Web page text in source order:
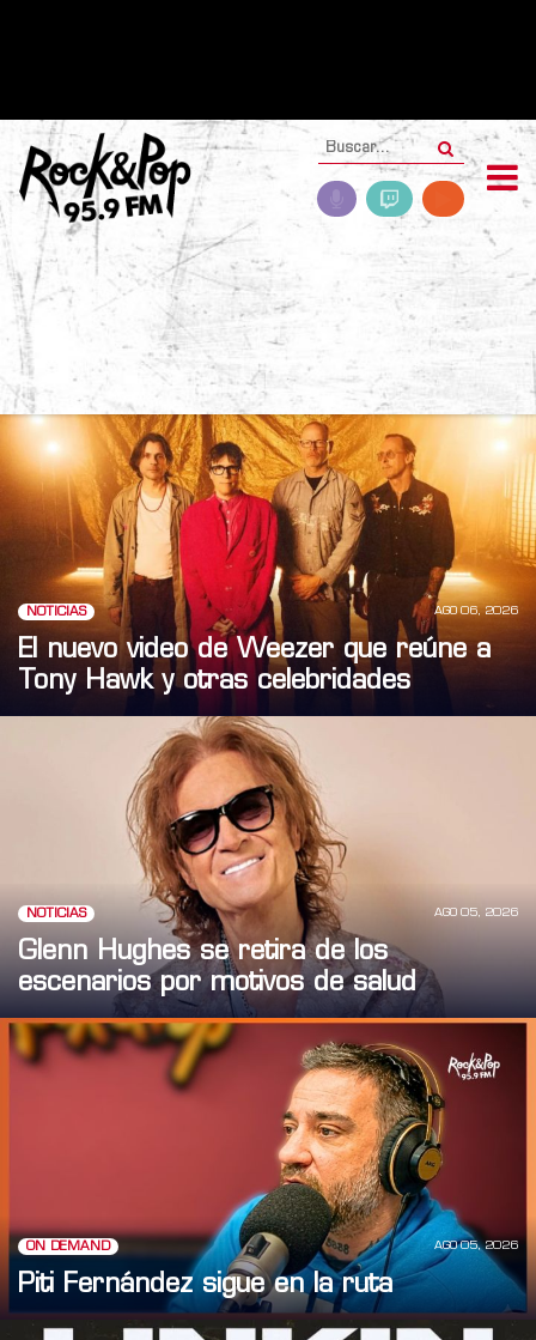
NOTICIAS AGO 06, 2026
El nuevo video de Weezer que reúne a
Tony Hawk y otras celebridades
NOTICIAS AGO 05, 2026
Glenn Hughes se retira de los
escenarios por motivos de salud
ON DEMAND AGO 05, 2026
Piti Fernández sigue en la ruta